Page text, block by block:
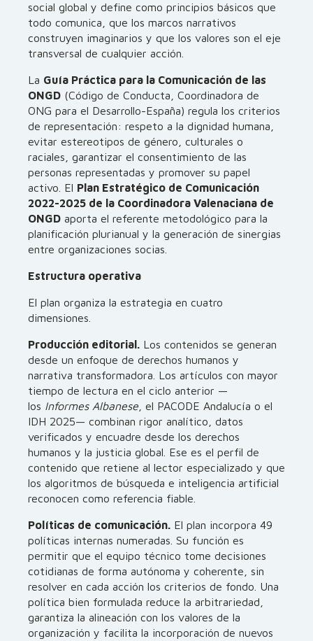
social global y define como principios básicos que
todo comunica, que los marcos narrativos
construyen imaginarios y que los valores son el eje
transversal de cualquier acción.
La Guía Práctica para la Comunicación de las
ONGD (Código de Conducta, Coordinadora de
ONG para el Desarrollo-España) regula los criterios
de representación: respeto a la dignidad humana,
evitar estereotipos de género, culturales o
raciales, garantizar el consentimiento de las
personas representadas y promover su papel
activo. El Plan Estratégico de Comunicación
2022-2025 de la Coordinadora Valenaciana de
ONGD aporta el referente metodológico para la
planificación plurianual y la generación de sinergias
entre organizaciones socias.
Estructura operativa
El plan organiza la estrategia en cuatro
dimensiones.
Producción editorial. Los contenidos se generan
desde un enfoque de derechos humanos y
narrativa transformadora. Los artículos con mayor
tiempo de lectura en el ciclo anterior —
los Informes Albanese , el PACODE Andalucía o el
IDH 2025— combinan rigor analítico, datos
verificados y encuadre desde los derechos
humanos y la justicia global. Ese es el perfil de
contenido que retiene al lector especializado y que
los algoritmos de búsqueda e inteligencia artificial
reconocen como referencia fiable.
Políticas de comunicación. El plan incorpora 49
políticas internas numeradas. Su función es
permitir que el equipo técnico tome decisiones
cotidianas de forma autónoma y coherente, sin
resolver en cada acción los criterios de fondo. Una
política bien formulada reduce la arbitrariedad,
garantiza la alineación con los valores de la
organización y facilita la incorporación de nuevos